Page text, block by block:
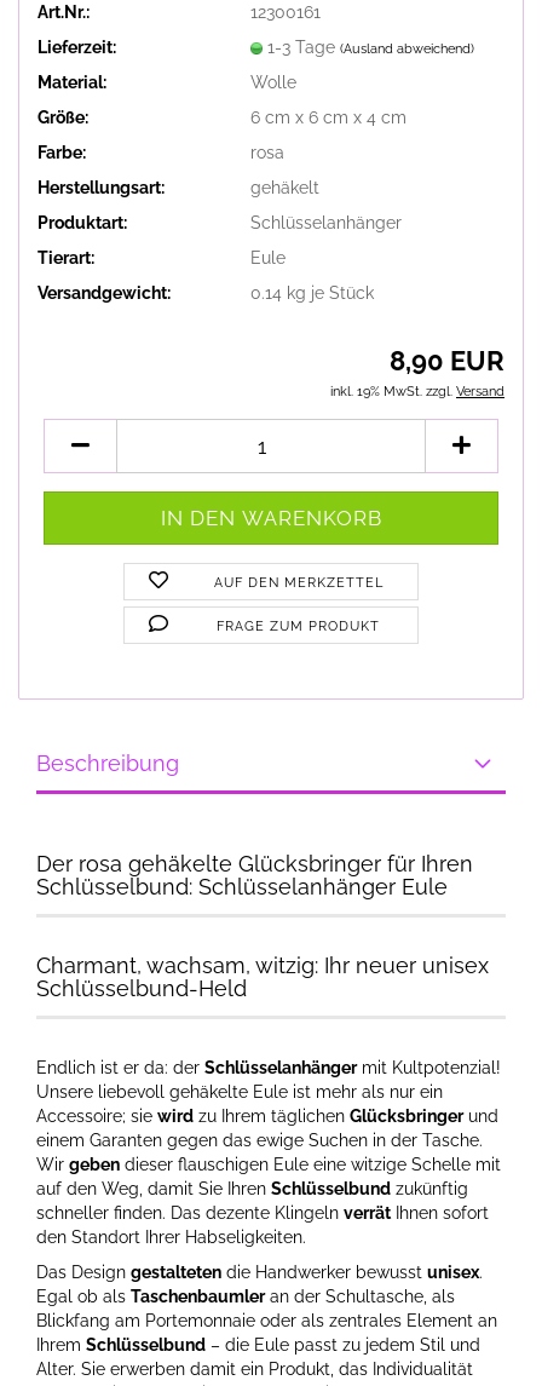
Art.Nr.:
12300161
Lieferzeit:
1-3 Tage (Ausland abweichend)
Material:
Wolle
Größe:
6 cm x 6 cm x 4 cm
Farbe:
rosa
Herstellungsart:
gehäkelt
Produktart:
Schlüsselanhänger
Tierart:
Eule
Versandgewicht:
0.14 kg je Stück
8,90 EUR
inkl. 19% MwSt. zzgl. Versand
AUF DEN MERKZETTEL
FRAGE ZUM PRODUKT
Beschreibung
Der rosa gehäkelte Glücksbringer für Ihren
Schlüsselbund: Schlüsselanhänger Eule
Charmant, wachsam, witzig: Ihr neuer unisex
Schlüsselbund-Held
Endlich ist er da: der Schlüsselanhängermit Kultpotenzial!
Unsere liebevoll gehäkelte Eule ist mehr als nur ein
Accessoire; sie wird zu Ihrem täglichen Glücksbringerund
einem Garanten gegen das ewige Suchen in der Tasche.
Wir geben dieser flauschigen Eule eine witzige Schelle mit
auf den Weg, damit Sie Ihren Schlüsselbund zukünftig
schneller finden. Das dezente Klingeln verrät Ihnen sofort
den Standort Ihrer Habseligkeiten.
Das Design gestalteten die Handwerker bewusst unisex.
Egal ob als Taschenbaumleran der Schultasche, als
Blickfang am Portemonnaie oder als zentrales Element an
Ihrem Schlüsselbund – die Eule passt zu jedem Stil und
Alter. Sie erwerben damit ein Produkt, das Individualität